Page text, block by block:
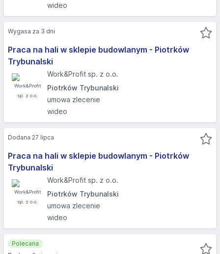
wideo
Praca na hali w sklepie budowlanym - Piotrków
Trybunalski
Work&Profit sp. z o.o.
Piotrków Trybunalski
umowa zlecenie
wideo
Wygasa za 3 dni
Praca na hali w sklepie budowlanym - Piotrków
Trybunalski
Work&Profit sp. z o.o.
Piotrków Trybunalski
umowa zlecenie
wideo
Dodana 27 lipca
Polecana